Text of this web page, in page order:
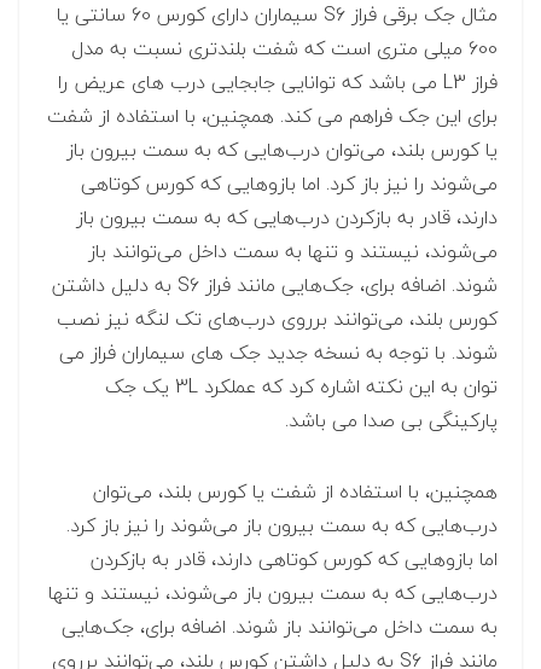
مثال جک برقی فراز S6 سیماران دارای کورس 60 سانتی یا
600 میلی متری است که شفت بلندتری نسبت به مدل
فراز L3 می باشد که توانایی جابجایی درب های عریض را
برای این جک فراهم می کند. همچنین، با استفاده از شفت
یا کورس بلند، می‌توان درب‌هایی که به سمت بیرون باز
می‌شوند را نیز باز کرد. اما بازوهایی که کورس کوتاهی
دارند، قادر به بازکردن درب‌هایی که به سمت بیرون باز
می‌شوند، نیستند و تنها به سمت داخل می‌توانند باز
شوند. اضافه برای، جک‌هایی مانند فراز S6 به دلیل داشتن
کورس بلند، می‌توانند برروی درب‌های تک لنگه نیز نصب
شوند. با توجه به نسخه جدید جک های سیماران فراز می
توان به این نکته اشاره کرد که عملکرد 3L یک جک
پارکینگی بی صدا می باشد.
همچنین، با استفاده از شفت یا کورس بلند، می‌توان
درب‌هایی که به سمت بیرون باز می‌شوند را نیز باز کرد.
اما بازوهایی که کورس کوتاهی دارند، قادر به بازکردن
درب‌هایی که به سمت بیرون باز می‌شوند، نیستند و تنها
به سمت داخل می‌توانند باز شوند. اضافه برای، جک‌هایی
مانند فراز S6 به دلیل داشتن کورس بلند، می‌توانند برروی